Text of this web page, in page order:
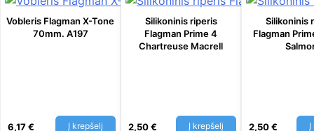
Vobleris Flagman X-Tone
70mm. A197
6,17€ Į krepšelį
Silikoninis riperis
Flagman Prime 4
Chartreuse Macrell
2,50€ Į krepšelį
Silikoninis
Flagman
2,50€ Į